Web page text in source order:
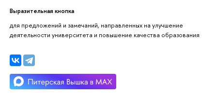
Выразительная кнопка
для предложений и замечаний, направленных на улучшение
деятельности университета и повышение качества образования